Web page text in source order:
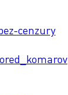
cenzury